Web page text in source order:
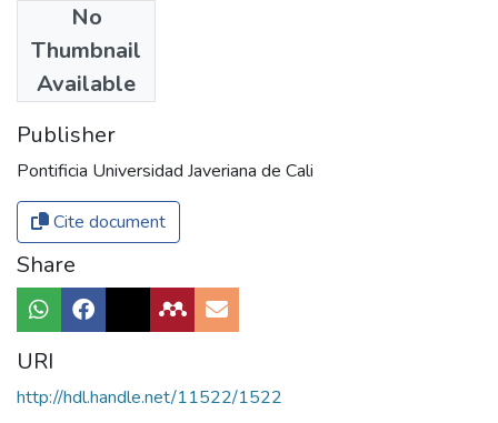
No
Thumbnail
Available
Authors
El País
Publisher
Pontificia Universidad Javeriana de Cali
Cite document
Share
URI
http://hdl.handle.net/11522/1522